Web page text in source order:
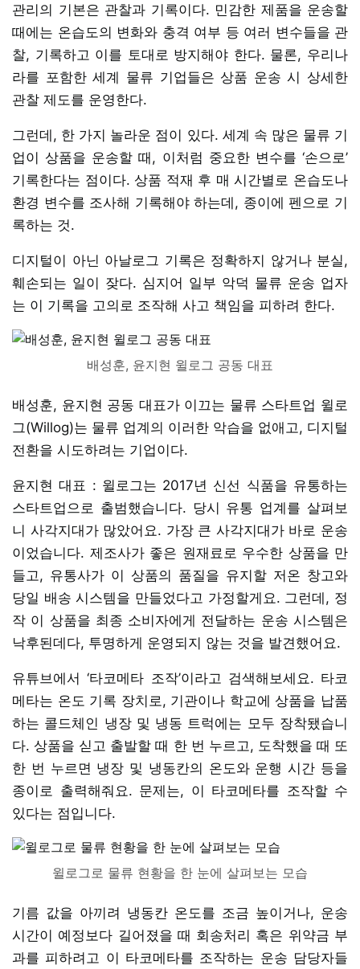
관리의 기본은 관찰과 기록이다. 민감한 제품을 운송할
때에는 온습도의 변화와 충격 여부 등 여러 변수들을 관
찰, 기록하고 이를 토대로 방지해야 한다. 물론, 우리나
라를 포함한 세계 물류 기업들은 상품 운송 시 상세한
관찰 제도를 운영한다.
그런데, 한 가지 놀라운 점이 있다. 세계 속 많은 물류 기
업이 상품을 운송할 때, 이처럼 중요한 변수를 ‘손으로’
기록한다는 점이다. 상품 적재 후 매 시간별로 온습도나
환경 변수를 조사해 기록해야 하는데, 종이에 펜으로 기
록하는 것.
디지털이 아닌 아날로그 기록은 정확하지 않거나 분실,
훼손되는 일이 잦다. 심지어 일부 악덕 물류 운송 업자
는 이 기록을 고의로 조작해 사고 책임을 피하려 한다.
배성훈, 윤지현 윌로그 공동 대표
배성훈, 윤지현 공동 대표가 이끄는 물류 스타트업 윌로
그(Willog)는 물류 업계의 이러한 악습을 없애고, 디지털
전환을 시도하려는 기업이다.
윤지현 대표 : 윌로그는 2017년 신선 식품을 유통하는
스타트업으로 출범했습니다. 당시 유통 업계를 살펴보
니 사각지대가 많았어요. 가장 큰 사각지대가 바로 운송
이었습니다. 제조사가 좋은 원재료로 우수한 상품을 만
들고, 유통사가 이 상품의 품질을 유지할 저온 창고와
당일 배송 시스템을 만들었다고 가정할게요. 그런데, 정
작 이 상품을 최종 소비자에게 전달하는 운송 시스템은
낙후된데다, 투명하게 운영되지 않는 것을 발견했어요.
유튜브에서 ‘타코메타 조작’이라고 검색해보세요. 타코
메타는 온도 기록 장치로, 기관이나 학교에 상품을 납품
하는 콜드체인 냉장 및 냉동 트럭에는 모두 장착됐습니
다. 상품을 싣고 출발할 때 한 번 누르고, 도착했을 때 또
한 번 누르면 냉장 및 냉동칸의 온도와 운행 시간 등을
종이로 출력해줘요. 문제는, 이 타코메타를 조작할 수
있다는 점입니다.
윌로그로 물류 현황을 한 눈에 살펴보는 모습
기름 값을 아끼려 냉동칸 온도를 조금 높이거나, 운송
시간이 예정보다 길어졌을 때 회송처리 혹은 위약금 부
과를 피하려고 이 타코메타를 조작하는 운송 담당자들